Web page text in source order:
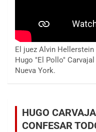
El juez Alvin
Hugo "El Pollo"
Nueva York.
HUGO
CONFESAR